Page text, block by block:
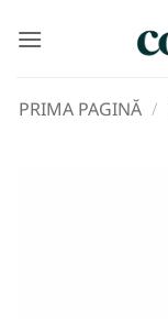
PRIMA PAGINĂ /